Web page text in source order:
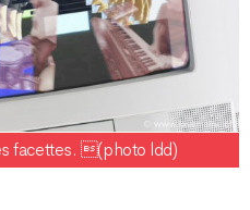
facettes. (photo ldd)